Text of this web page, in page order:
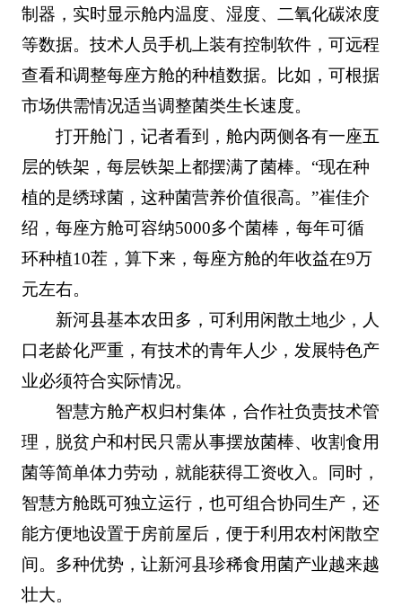
制器，实时显示舱内温度、湿度、二氧化碳浓度
等数据。技术人员手机上装有控制软件，可远程
查看和调整每座方舱的种植数据。比如，可根据
市场供需情况适当调整菌类生长速度。
打开舱门，记者看到，舱内两侧各有一座五
层的铁架，每层铁架上都摆满了菌棒。“现在种
植的是绣球菌，这种菌营养价值很高。”崔佳介
绍，每座方舱可容纳5000多个菌棒，每年可循
环种植10茬，算下来，每座方舱的年收益在9万
元左右。
新河县基本农田多，可利用闲散土地少，人
口老龄化严重，有技术的青年人少，发展特色产
业必须符合实际情况。
智慧方舱产权归村集体，合作社负责技术管
理，脱贫户和村民只需从事摆放菌棒、收割食用
菌等简单体力劳动，就能获得工资收入。同时，
智慧方舱既可独立运行，也可组合协同生产，还
能方便地设置于房前屋后，便于利用农村闲散空
间。多种优势，让新河县珍稀食用菌产业越来越
壮大。